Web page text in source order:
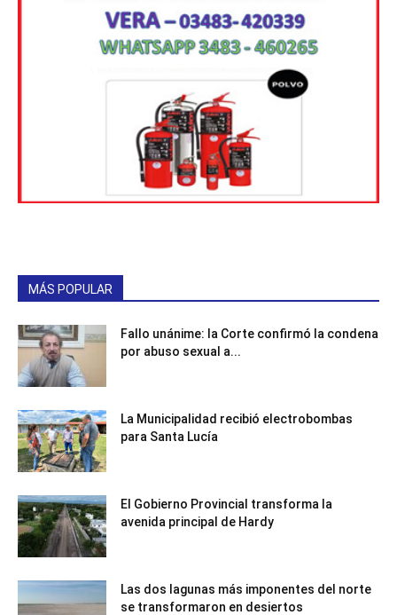
MÁS POPULAR
Fallo unánime: la Corte confirmó la condena
por abuso sexual a...
La Municipalidad recibió electrobombas
para Santa Lucía
El Gobierno Provincial transforma la
avenida principal de Hardy
Las dos lagunas más imponentes del norte
se transformaron en desiertos